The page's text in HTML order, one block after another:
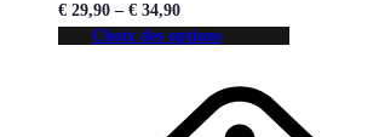
€ 29,90 – € 34,90
Choix des options